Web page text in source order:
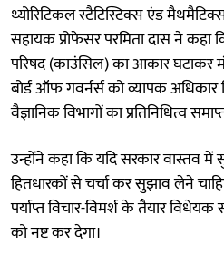
थ्योरिटिकल स्टैटिस्टिक्स एंड
सहायक प्रोफेसर परमिता दास ने कहा
परिषद (काउंसिल) का आकार घटाकर
बोर्ड ऑफ गवर्नर्स को व्यापक
वैज्ञानिक विभागों का प्रतिनिधित्व
उन्होंने कहा कि यदि सरकार वास्तव में
हितधारकों से चर्चा कर सुझाव लेने
पर्याप्त विचार-विमर्श के तैयार
को नष्ट कर देगा।